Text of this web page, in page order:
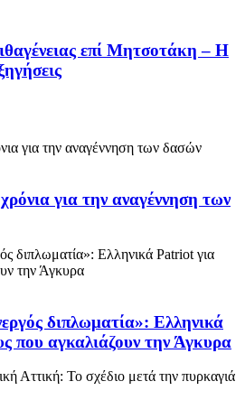
επί Μητσοτάκη – Η
για την αναγέννηση των
διπλωματία»: Ελληνικά
που αγκαλιάζουν την Άγκυρα